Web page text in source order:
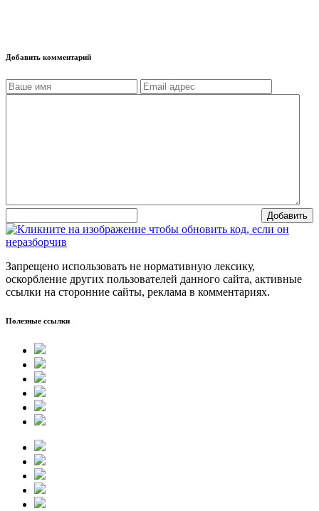
Добавить комментарий
Добавить
Запрещено использовать не нормативную лексику,
оскорбление других пользователей данного сайта, активные
ссылки на сторонние сайты, реклама в комментариях.
Полезные ссылки